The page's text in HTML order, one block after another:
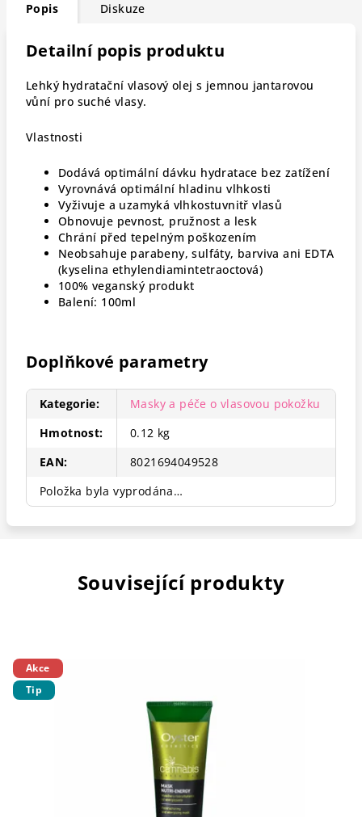
Popis Diskuze
Detailní popis produktu
Lehký hydratační vlasový olej s jemnou jantarovou
vůní pro suché vlasy.
Vlastnosti
Dodává optimální dávku hydratace bez zatížení
Vyrovnává optimální hladinu vlhkosti
Vyživuje a uzamyká vlhkostuvnitř vlasů
Obnovuje pevnost, pružnost a lesk
Chrání před tepelným poškozením
Neobsahuje parabeny, sulfáty, barviva ani EDTA
(kyselina ethylendiamintetraoctová)
100% veganský produkt
Balení: 100ml
Doplňkové parametry
Kategorie:
Masky a péče o vlasovou pokožku
Hmotnost:
0.12 kg
EAN:
8021694049528
Položka byla vyprodána…
Související produkty
Akce
Tip